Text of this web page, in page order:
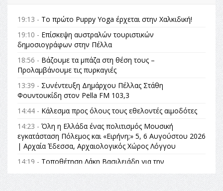
19:13 - Το πρώτο Puppy Yoga έρχεται στην Χαλκιδική!
19:10 - Επίσκεψη αυστραλών τουριστικών
δημοσιογράφων στην Πέλλα
18:56 - Βάζουμε τα μπάζα στη θέση τους –
Προλαμβάνουμε τις πυρκαγιές
13:39 - Συνέντευξη Δημάρχου Πέλλας Στάθη
Φουντουκίδη στον Pella FM 103,3
14:44 - Κάλεσμα προς όλους τους εθελοντές αιμοδότες
14:23 - Όλη η Ελλάδα ένας πολιτισμός Μουσική
εγκατάσταση Πόλεμος και «Ειρήνη;» 5, 6 Αυγούστου 2026
| Αρχαία Έδεσσα, Αρχαιολογικός Χώρος Λόγγου
14:19 - Τοποθέτηση Λάκη Βασιλειάδη για την
Αναθεώρηση του Συντάγματος: «Σε τέτοιες κορυφαίες
θεσμικές διαδικασίες υπάρχει μόνο η ευθύνη απέναντι